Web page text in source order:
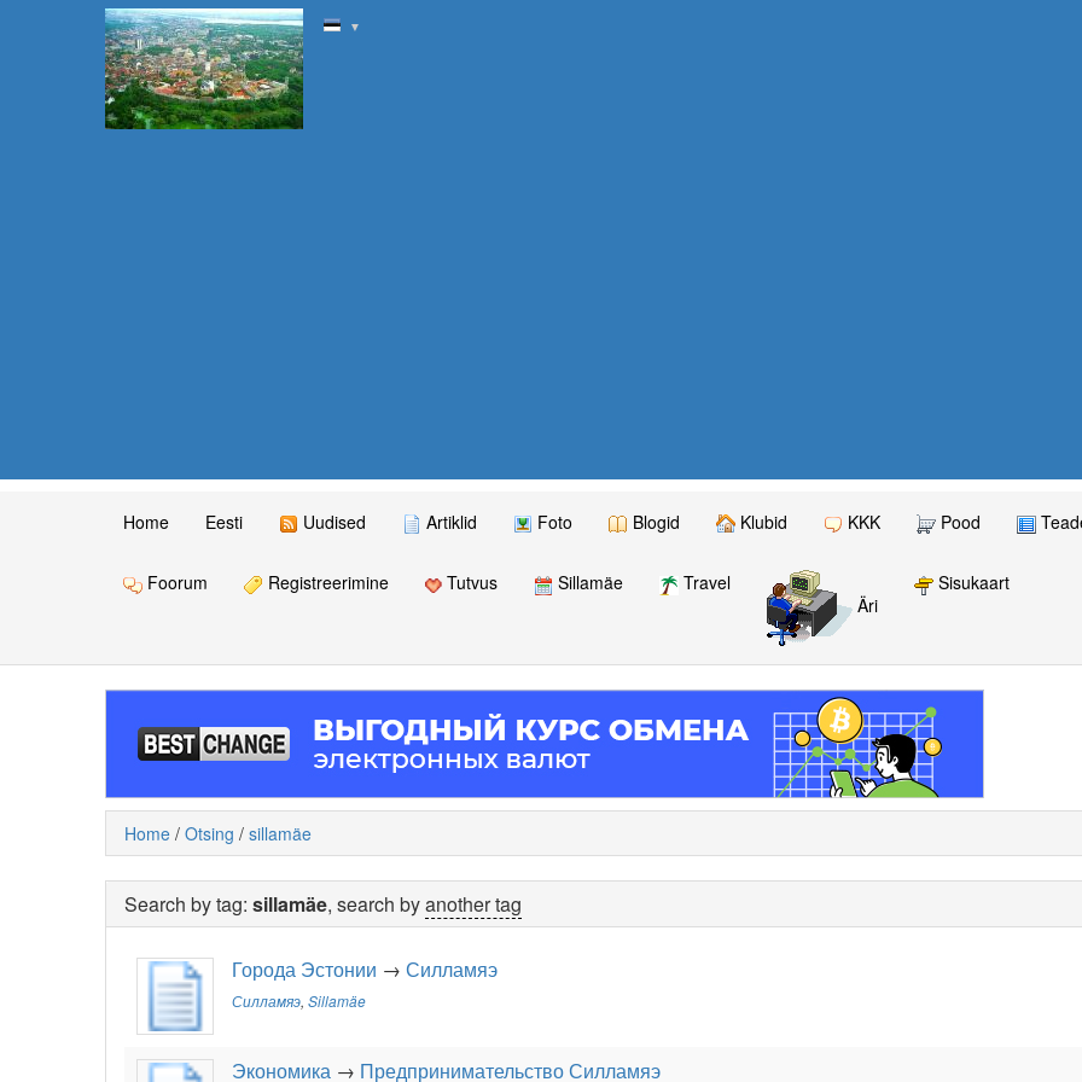
▼
Home Eesti Uudised Artiklid Foto Blogid Klubid KKK Pood
Foorum Registreerimine Tutvus Sillamäe
Travel
Äri
Sisukaart
Home / Otsing / sillamäe
Search by tag: sillamäe, search byanother tag
Города Эстонии → Силламяэ
Силламяэ, Sillamäe
Экономика → Предпринимательство Силламяэ